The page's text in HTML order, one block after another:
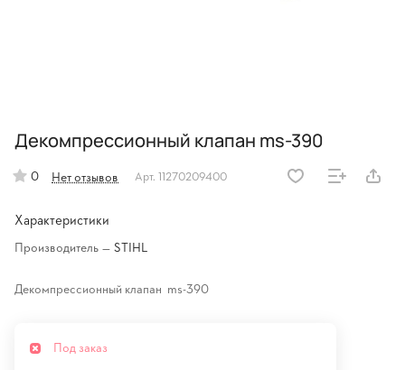
Декомпрессионный клапан ms-390
0 Нет отзывов Арт. 11270209400
Характеристики
Производитель — STIHL
Декомпрессионный клапан ms-390
Под заказ